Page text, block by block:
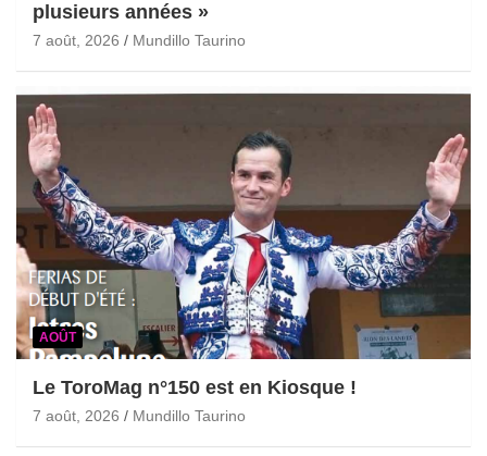
plusieurs années »
7 août, 2026 Mundillo Taurino
AOÛT
Le ToroMag n°150 est en Kiosque !
7 août, 2026 Mundillo Taurino